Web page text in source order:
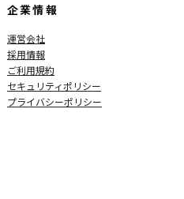
企業情報
運営会社
採用情報
ご利用規約
セキュリティポリシー
プライバシーポリシー